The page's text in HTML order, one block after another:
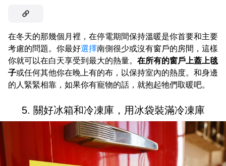
在冬天的那幾個月裡，在停電期間保持溫暖是你首要和主要
考慮的問題。你最好選擇南側很少或沒有窗戶的房間，這樣
你就可以在白天享受到最大的熱量。 在所有的窗戶上蓋上毯
子或任何其他你在晚上有的布，以保持室內的熱度。和身邊
的人緊緊相靠，如果你有寵物的話，就抱起牠們取暖吧。
5. 關好冰箱和冷凍庫，用冰袋裝滿冷凍庫